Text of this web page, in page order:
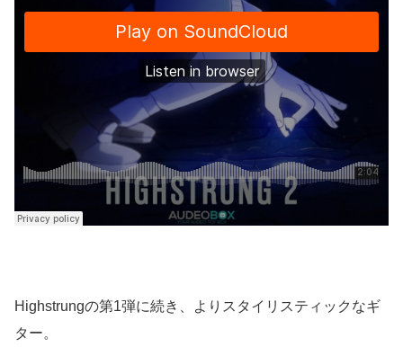
Highstrungの第1弾に続き、よりスタイリスティックなギ
ター。